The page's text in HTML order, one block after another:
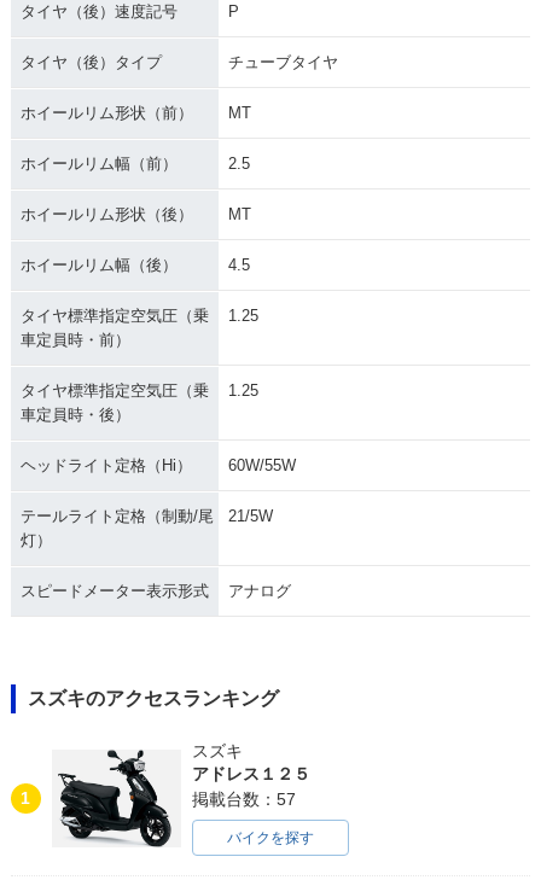
タイヤ（後）速度記号 P
タイヤ（後）タイプ チューブタイヤ
ホイールリム形状（前） MT
ホイールリム幅（前） 2.5
ホイールリム形状（後） MT
ホイールリム幅（後） 4.5
タイヤ標準指定空気圧（乗
車定員時・前）
1.25
タイヤ標準指定空気圧（乗
車定員時・後）
1.25
ヘッドライト定格（Hi） 60W/55W
テールライト定格（制動/尾
灯）
21/5W
スピードメーター表示形式 アナログ
スズキのアクセスランキング
1
スズキ
アドレス１２５
掲載台数：57
バイクを探す